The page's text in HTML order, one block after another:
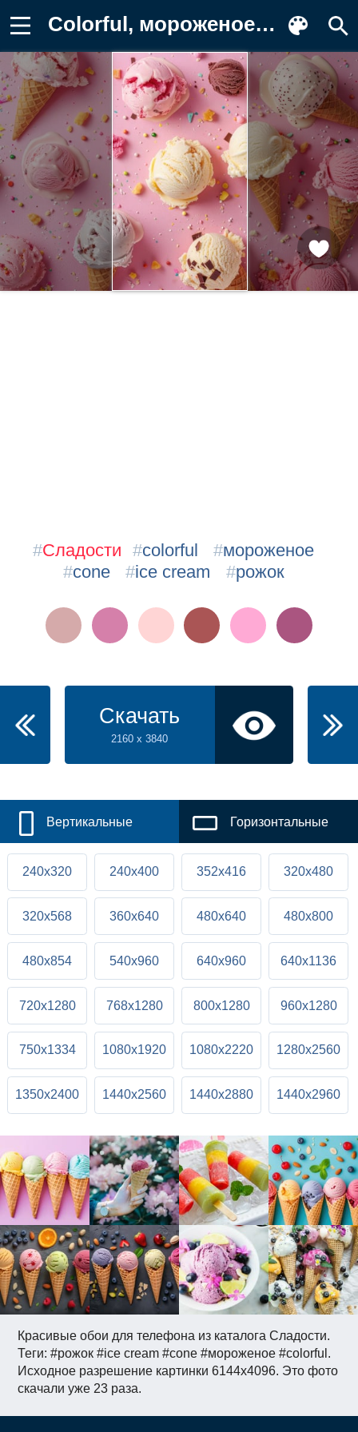
Colorful, мороженое, cone, ice cream Фото
Красивые обои для телефона из каталога Сладости.
Теги: #рожок #ice cream #cone #мороженое #colorful.
Исходное разрешение картинки 6144x4096. Это фото
скачали уже 23 раза.
#Сладости #colorful #мороженое
#cone #ice cream #рожок
Скачать
2160 x 3840
Вертикальные Горизонтальные
240x320 240x400 352x416 320x480
320x568 360x640 480x640 480x800
480x854 540x960 640x960 640x1136
720x1280 768x1280 800x1280 960x1280
750x1334 1080x1920 1080x2220 1280x2560
1350x2400 1440x2560 1440x2880 1440x2960